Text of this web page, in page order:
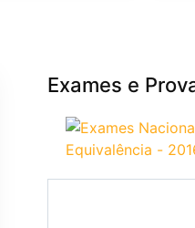
Exames e